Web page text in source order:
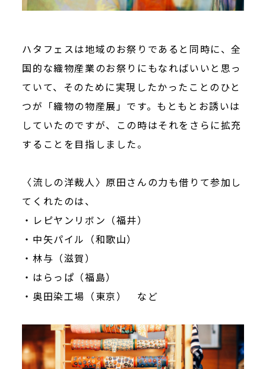
ハタフェスは地域のお祭りであると同時に、全
国的な織物産業のお祭りにもなればいいと思っ
ていて、そのために実現したかったことのひと
つが「織物の物産展」です。もともとお誘いは
していたのですが、この時はそれをさらに拡充
することを目指しました。
〈流しの洋裁人〉原田さんの力も借りて参加し
てくれたのは、
・レピヤンリボン（福井）
・中矢パイル（和歌山）
・林与（滋賀）
・はらっぱ（福島）
・奥田染工場（東京） など